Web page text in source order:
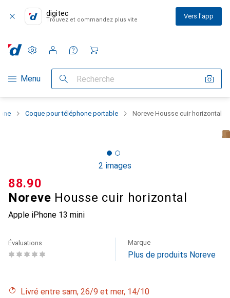
digitec
Trouvez et commandez plus vite Vers l'app
Navigation par catégorie
Menu Recherche
Paramètres
Compte client
Listes de comparaison
Listes d'envies
Panier
Coque pour téléphone portable Noreve Housse cuir horizontal
2 images
Noreve Housse cuir horizontal
Apple iPhone 13 mini
CHF
88.90
Évaluations Marque
Plus de produits Noreve
Livré entre sam, 26/9 et mer, 14/10